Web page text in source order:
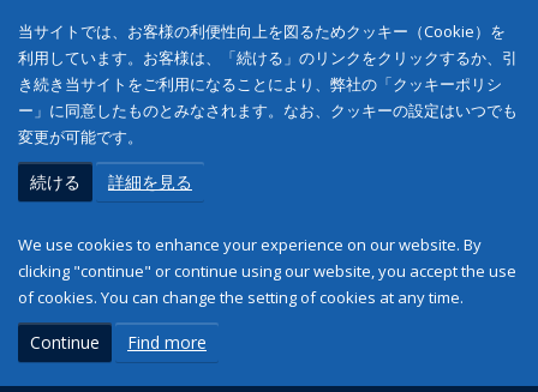
当サイトでは、お客様の利便性向上を図るためクッキー（Cookie）を
利用しています。お客様は、「続ける」のリンクをクリックするか、引
き続き当サイトをご利用になることにより、弊社の「クッキーポリシ
ー」に同意したものとみなされます。なお、クッキーの設定はいつでも
変更が可能です。
続ける 詳細を見る
We use cookies to enhance your experience on our website. By
clicking "continue" or continue using our website, you accept the use
of cookies. You can change the setting of cookies at any time.
Continue Find more